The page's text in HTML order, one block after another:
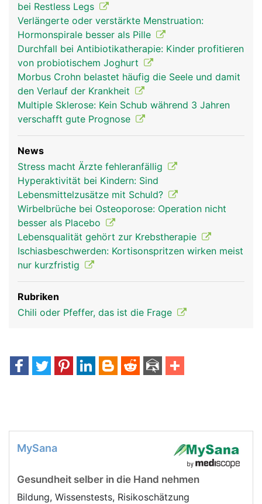
bei Restless Legs
Verlängerte oder verstärkte Menstruation:
Hormonspirale besser als Pille
Durchfall bei Antibiotikatherapie: Kinder profitieren
von probiotischem Joghurt
Morbus Crohn belastet häufig die Seele und damit
den Verlauf der Krankheit
Multiple Sklerose: Kein Schub während 3 Jahren
verschafft gute Prognose
News
Stress macht Ärzte fehleranfällig
Hyperaktivität bei Kindern: Sind
Lebensmittelzusätze mit Schuld?
Wirbelbrüche bei Osteoporose: Operation nicht
besser als Placebo
Lebensqualität gehört zur Krebstherapie
Ischiasbeschwerden: Kortisonspritzen wirken meist
nur kurzfristig
Rubriken
Chili oder Pfeffer, das ist die Frage
MySana
Gesundheit selber in die Hand nehmen
Bildung, Wissenstests, Risikoschätzung